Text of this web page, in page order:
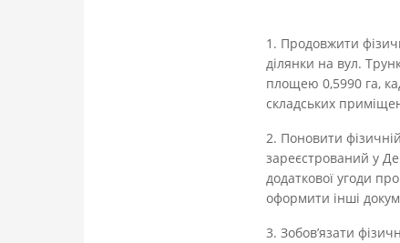
1. Продовжити
ділянки на вул.
площею 0,5990 га,
складських
2. Поновити
зареєстрований у
додаткової угоди
оформити інші
3. Зобов’язати